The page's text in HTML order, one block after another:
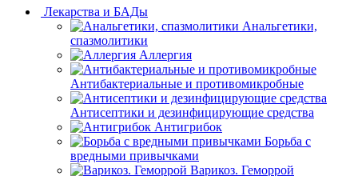
Лекарства и БАДы
Анальгетики,
спазмолитики
Аллергия
Антибактериальные и противомикробные
Антисептики и дезинфицирующие средства
Антигрибок
Борьба с
вредными привычками
Варикоз. Геморрой